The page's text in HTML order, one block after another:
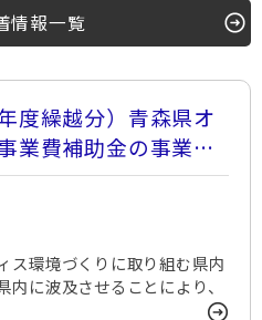
情報一覧
度繰越分）青森県オ
業費補助金の事業計
ス環境づくりに取り組む県内
に波及させることにより、